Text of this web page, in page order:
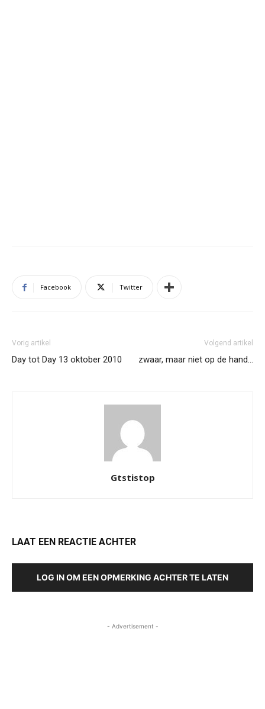
Facebook Twitter
Vorig artikel
Day tot Day 13 oktober 2010
Volgend artikel
zwaar, maar niet op de hand…
Gtstistop
LAAT EEN REACTIE ACHTER
LOG IN OM EEN OPMERKING ACHTER TE LATEN
- Advertisement -